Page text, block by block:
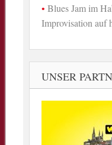
Blues Jam im
Improvisation auf
UNSER